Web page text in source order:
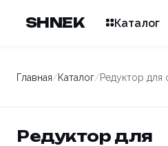
SHNEK Каталог
Главная/Каталог/Редуктор для
Редуктор для